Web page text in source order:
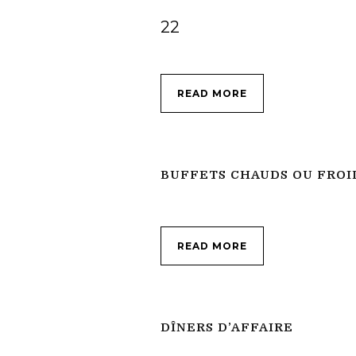
22
READ MORE
BUFFETS CHAUDS OU
READ MORE
DÎNERS D’AFFAIRE